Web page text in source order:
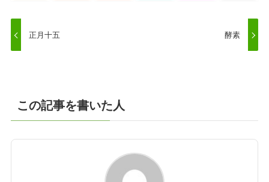
正月十五 酵素
この記事を書いた人